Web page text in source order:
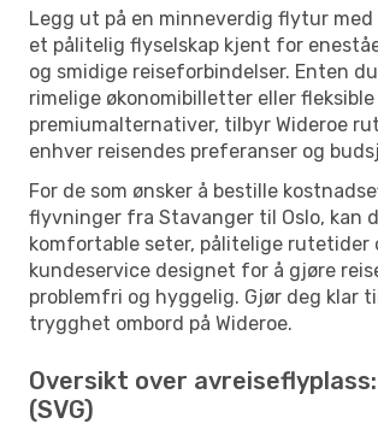
Legg ut på en minneverdig flytur med
et pålitelig flyselskap kjent for
og smidige reiseforbindelser. Enten
rimelige økonomibilletter eller fleksible
premiumalternativer, tilbyr Wideroe
enhver reisendes preferanser og
For de som ønsker å bestille
flyvninger fra Stavanger til Oslo, kan
komfortable seter, pålitelige rutetider
kundeservice designet for å gjøre
problemfri og hyggelig. Gjør deg klar
trygghet ombord på Wideroe.
Oversikt over
(SVG)